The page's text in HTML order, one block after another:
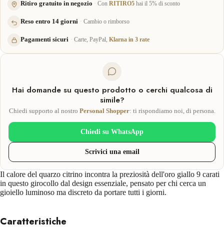
Ritiro gratuito in negozio Con RITIRO5 hai il 5% di sconto
Reso entro 14 giorni Cambio o rimborso
Pagamenti sicuri Carte, PayPal, Klarna in 3 rate
Hai domande su questo prodotto o cerchi qualcosa di
simile?
Chiedi supporto al nostro Personal Shopper: ti rispondiamo noi, di persona.
Chiedi su WhatsApp
Scrivici una email
Il calore del quarzo citrino incontra la preziosità dell'oro giallo 9 carati
in questo girocollo dal design essenziale, pensato per chi cerca un
gioiello luminoso ma discreto da portare tutti i giorni.
Caratteristiche